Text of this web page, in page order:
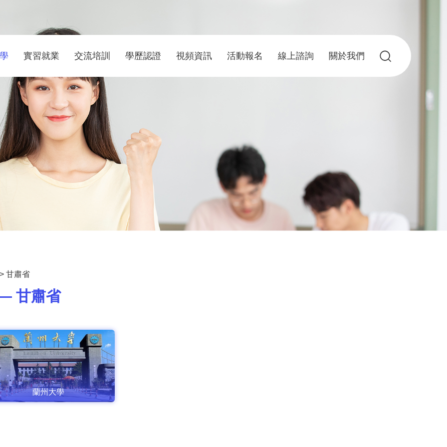
實習就業 交流培訓 學歷認證 視頻資訊 活動報名 線上諮詢 關於我們
甘肅省
甘肅省
蘭州大學